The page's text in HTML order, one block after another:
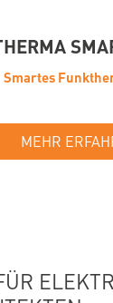
Smartes
MEHR